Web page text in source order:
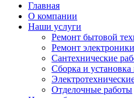
Главная
О компании
Наши услуги
Ремонт бытовой
Ремонт электроники
Сантехнические
Сборка и установка
Отделочные работы